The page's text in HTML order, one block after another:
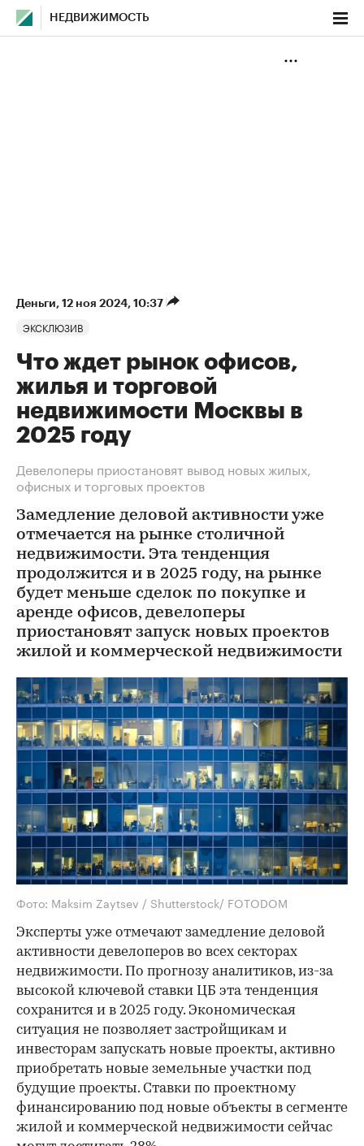
НЕДВИЖИМОСТЬ
Деньги⁠, 12 ноя 2024, 10:37
ЭКСКЛЮЗИВ
Что ждет рынок офисов,
жилья и торговой
недвижимости Москвы в
2025 году
Девелоперы приостановят вывод новых жилых,
офисных и торговых проектов
Замедление деловой активности уже
отмечается на рынке столичной
недвижимости. Эта тенденция
продолжится и в 2025 году, на рынке
будет меньше сделок по покупке и
аренде офисов, девелоперы
приостановят запуск новых проектов
жилой и коммерческой недвижимости
Фото: Maksim Zaytsev / Shutterstock/ FOTODOM
Эксперты уже отмечают замедление деловой
активности девелоперов во всех секторах
недвижимости. По прогнозу аналитиков, из-за
высокой ключевой ставки ЦБ эта тенденция
сохранится и в 2025 году. Экономическая
ситуация не позволяет застройщикам и
инвесторам запускать новые проекты, активно
приобретать новые земельные участки под
будущие проекты. Ставки по проектному
финансированию под новые объекты в сегменте
жилой и коммерческой недвижимости сейчас